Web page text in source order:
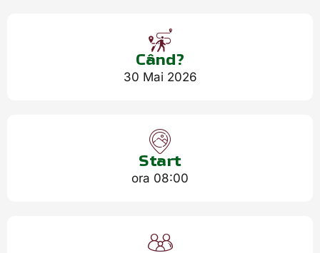
Când?
30 Mai 2026
Start
ora 08:00